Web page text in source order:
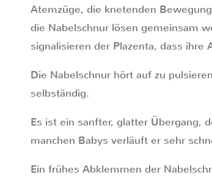
Atemzüge, die knetenden
die Nabelschnur lösen gemeinsam
signalisieren der Plazenta, dass ihre
Die Nabelschnur hört auf zu
selbständig.
Es ist ein sanfter, glatter Übergang,
manchen Babys verläuft er sehr
Ein frühes Abklemmen der